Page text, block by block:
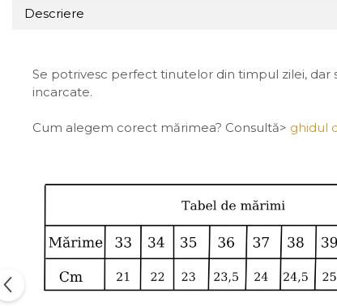
Descriere
Se potrivesc perfect tinutelor din timpul zilei, dar
incarcate.
Cum alegem corect mărimea? Consultă> ghidul